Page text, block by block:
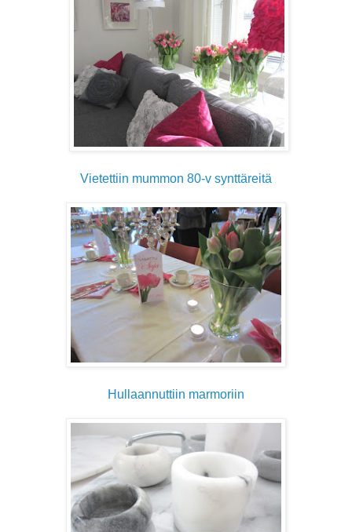
Vietettiin mummon 80-v synttäreitä
Hullaannuttiin marmoriin